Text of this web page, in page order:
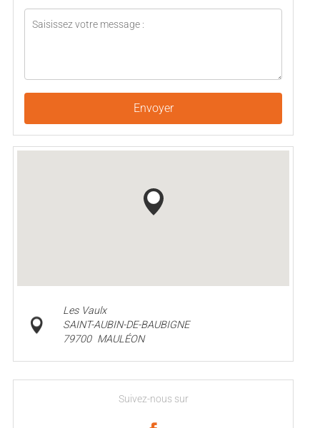
Envoyer
Les Vaulx
SAINT-AUBIN-DE-BAUBIGNE
79700 MAULÉON
Suivez-nous sur